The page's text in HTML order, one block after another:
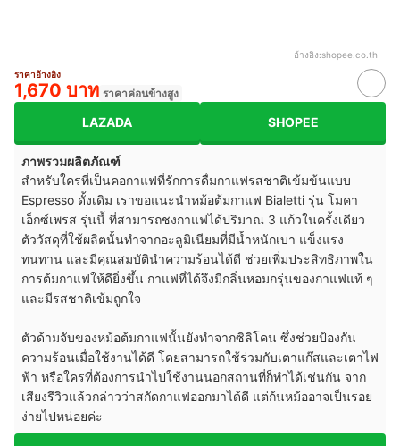
อ้างอิง:shopee.co.th
ราคาอ้างอิง
1,670 บาท ราคาค่อนข้างสูง
LAZADA SHOPEE
ภาพรวมผลิตภัณฑ์
สำหรับใครที่เป็นคอกาแฟที่รักการดื่มกาแฟรสชาติเข้มข้นแบบ
Espresso ดั้งเดิม เราขอแนะนำหม้อต้มกาแฟ Bialetti รุ่น โมคา
เอ็กซ์เพรส รุ่นนี้ ที่สามารถชงกาแฟได้ปริมาณ 3 แก้วในครั้งเดียว
ตัววัสดุที่ใช้ผลิตนั้นทำจากอะลูมิเนียมที่มีน้ำหนักเบา แข็งแรง
ทนทาน และมีคุณสมบัตินำความร้อนได้ดี ช่วยเพิ่มประสิทธิภาพใน
การต้มกาแฟให้ดียิ่งขึ้น กาแฟที่ได้จึงมีกลิ่นหอมกรุ่นของกาแฟแท้ ๆ
และมีรสชาติเข้มถูกใจ
ตัวด้ามจับของหม้อต้มกาแฟนั้นยังทำจากซิลิโคน ซึ่งช่วยป้องกัน
ความร้อนเมื่อใช้งานได้ดี โดยสามารถใช้ร่วมกับเตาแก๊สและเตาไฟ
ฟ้า หรือใครที่ต้องการนำไปใช้งานนอกสถานที่ก็ทำได้เช่นกัน จาก
เสียงรีวิวแล้วกล่าวว่าสกัดกาแฟออกมาได้ดี แต่ก้นหม้ออาจเป็นรอย
ง่ายไปหน่อยค่ะ